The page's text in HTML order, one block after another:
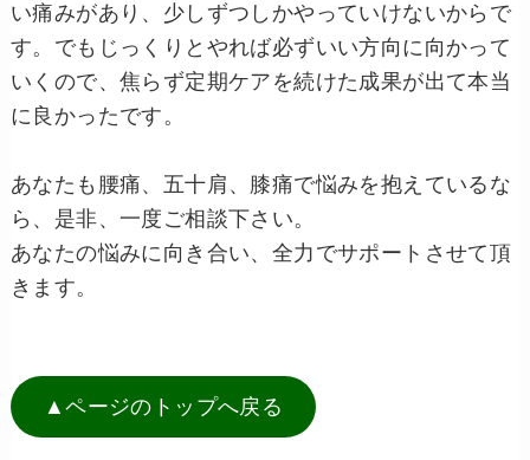
い痛みがあり、少しずつしかやっていけないからで
す。でもじっくりとやれば必ずいい方向に向かって
いくので、焦らず定期ケアを続けた成果が出て本当
に良かったです。
あなたも腰痛、五十肩、膝痛で悩みを抱えているな
ら、是非、一度ご相談下さい。
あなたの悩みに向き合い、全力でサポートさせて頂
きます。
▲ページのトップへ戻る